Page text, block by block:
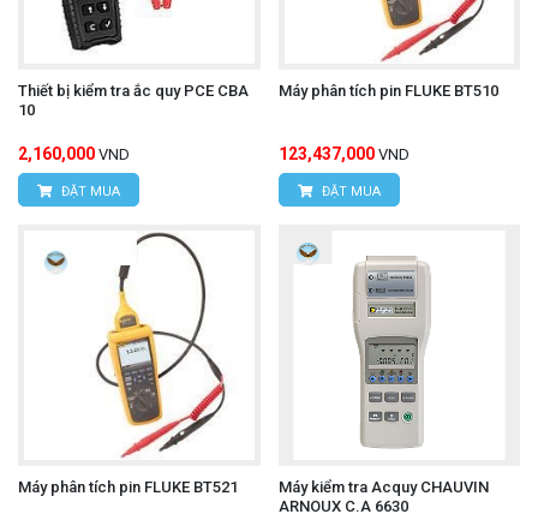
Thiết bị kiểm tra ắc quy PCE CBA
10
2,160,000 VND
ĐẶT MUA
Máy phân tích pin FLUKE BT510
123,437,000 VND
ĐẶT MUA
Máy phân tích pin FLUKE BT521
Máy kiểm tra Acquy CHAUVIN
ARNOUX C.A 6630